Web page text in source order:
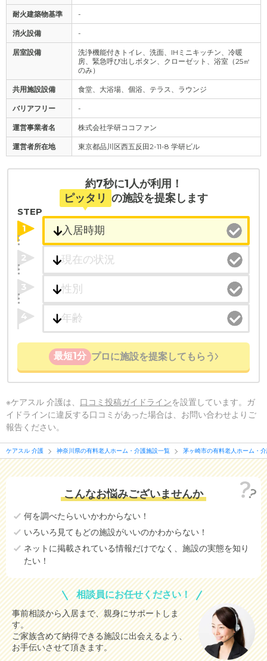
耐火建築物基準 -
消火設備 -
居室設備
洗浄機能付きトイレ、洗面、IHミニキッチン、冷暖
房、緊急呼び出しボタン、クローゼット、浴室（25㎡
のみ）
共用施設設備 食堂、大浴場、個浴、テラス、ラウンジ
バリアフリー -
運営事業者名 株式会社学研ココファン
運営者所在地 東京都品川区西五反田2-11-8 学研ビル
約7秒に1人が利用！
ピッタリ の施設を提案します
STEP
1
2
3
4
最短1分 プロに施設を提案してもらう
※ケアスル 介護は、 口コミ投稿ガイドラインを設置しています。ガ
イドラインに違反する口コミがあった場合は、お問い合わせよりご
報告ください。
ケアスル 介護 神奈川県の有料老人ホーム・介護施設一覧 茅ヶ崎市の有料老人ホーム・
こんなお悩みございませんか
何を調べたらいいかわからない！
いろいろ見てもどの施設がいいのかわからない！
ネットに掲載されている情報だけでなく、施設の実態を知り
たい！
相談員にお任せください！
事前相談から入居まで、親身にサポートしま
す。
ご家族含めて納得できる施設に出会えるよう、
お手伝いさせて頂きます。